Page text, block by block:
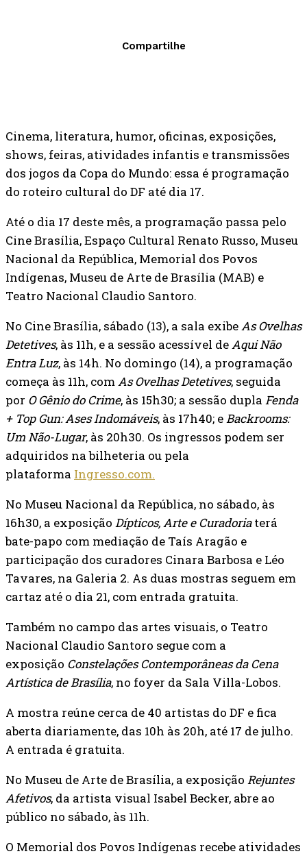
Compartilhe
Cinema, literatura, humor, oficinas, exposições,
shows, feiras, atividades infantis e transmissões
dos jogos da Copa do Mundo: essa é programação
do roteiro cultural do DF até dia 17.
Até o dia 17 deste mês, a programação passa pelo
Cine Brasília, Espaço Cultural Renato Russo, Museu
Nacional da República, Memorial dos Povos
Indígenas, Museu de Arte de Brasília (MAB) e
Teatro Nacional Claudio Santoro.
No Cine Brasília, sábado (13), a sala exibeAs Ovelhas
Detetives, às 11h, e a sessão acessível deAqui Não
Entra Luz, às 14h. No domingo (14), a programação
começa às 11h, comAs Ovelhas Detetives, seguida
por O Gênio do Crime, às 15h30; a sessão dupla Fenda
+ Top Gun: Ases Indomáveis, às 17h40; eBackrooms:
Um Não-Lugar, às 20h30. Os ingressos podem ser
adquiridos na bilheteria ou pela
plataforma Ingresso.com.
No Museu Nacional da República, no sábado, às
16h30, a exposição Dípticos, Arte e Curadoriaterá
bate-papo com mediação de Taís Aragão e
participação dos curadores Cinara Barbosa e Léo
Tavares, na Galeria 2. As duas mostras seguem em
cartaz até o dia 21, com entrada gratuita.
Também no campo das artes visuais, o Teatro
Nacional Claudio Santoro segue com a
exposição Constelações Contemporâneas da Cena
Artística de Brasília, no foyer da Sala Villa-Lobos.
A mostra reúne cerca de 40 artistas do DF e fica
aberta diariamente, das 10h às 20h, até 17 de julho.
A entrada é gratuita.
No Museu de Arte de Brasília, a exposição Rejuntes
Afetivos, da artista visual Isabel Becker, abre ao
público no sábado, às 11h.
O Memorial dos Povos Indígenas recebe atividades